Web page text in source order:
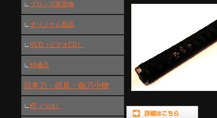
∟ ブロンズ製置物
∟ オリジナル商品
∟VCD（ビデオCD）
∟特価品
日本刀・武具・御刀小物
∟鍔（つば）